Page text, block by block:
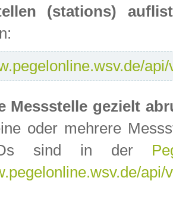
(stations)
Messstelle gezielt
oder mehrere
sind in der
api/